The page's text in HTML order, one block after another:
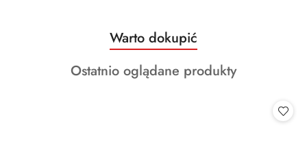
Pomiń karuzelę produktów
Produkty
o
statusie:
Warto dokupić
Produkty
Ostatnio oglądane produkty